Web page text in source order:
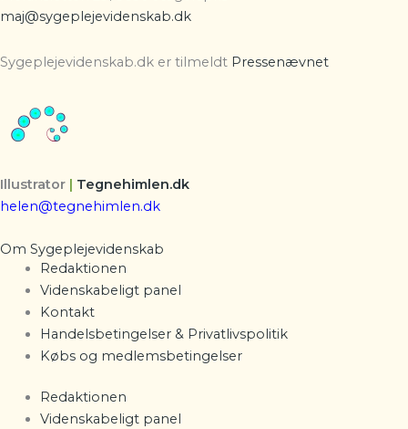
maj@sygeplejevidenskab.dk
Sygeplejevidenskab.dk er tilmeldt Pressenævnet
Illustrator | Tegnehimlen.dk
helen@tegnehimlen.dk
Om Sygeplejevidenskab
Redaktionen
Videnskabeligt panel
Kontakt
Handelsbetingelser & Privatlivspolitik
Købs og medlemsbetingelser
Redaktionen
Videnskabeligt panel